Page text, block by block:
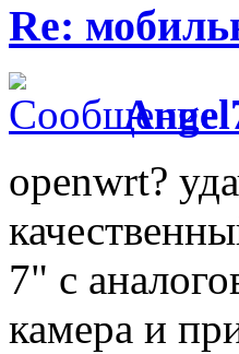
Re:
openwrt?
7" с
камера и